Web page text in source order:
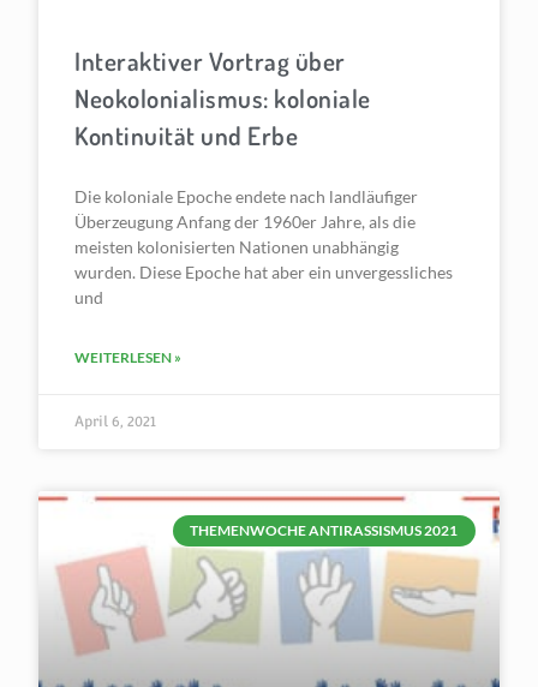
Interaktiver Vortrag über
Neokolonialismus: koloniale
Kontinuität und Erbe
Die koloniale Epoche endete nach landläufiger
Überzeu­gung Anfang der 1960er Jahre, als die
meisten kolonisier­ten Nationen unabhängig
wurden. Diese Epoche hat aber ein unvergessliches
und
WEITERLESEN »
April 6, 2021
THEMENWOCHE ANTIRASSISMUS 2021